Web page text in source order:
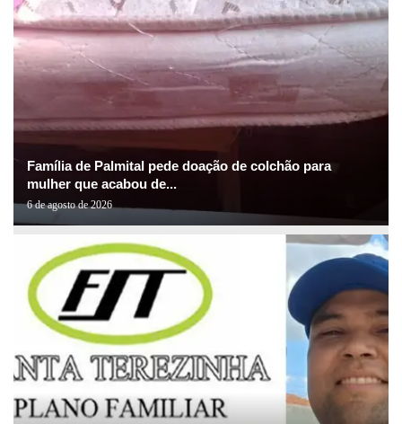
Família de Palmital pede doação de colchão para
mulher que acabou de...
6 de agosto de 2026